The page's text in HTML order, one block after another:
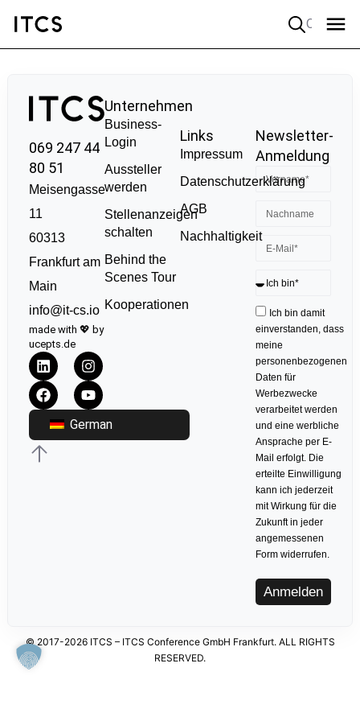
069 247 44
80 51
Meisengasse
11
60313
Frankfurt am
Main
info@it-cs.io
made with 💖 by
ucepts.de
German
Unternehmen
Business-
Login
Aussteller
werden
Stellenanzeigen
schalten
Behind the
Scenes Tour
Kooperationen
Links
Impressum
Datenschutzerklärung
AGB
Nachhaltigkeit
Newsletter-
Anmeldung
Ich bin damit
einverstanden, dass
meine
personenbezogenen
Daten für
Werbezwecke
verarbeitet werden
und eine werbliche
Ansprache per E-
Mail erfolgt. Die
erteilte Einwilligung
kann ich jederzeit
mit Wirkung für die
Zukunft in jeder
angemessenen
Form widerrufen.
Anmelden
© 2017-2026 ITCS – ITCS Conference GmbH Frankfurt. ALL RIGHTS
RESERVED.